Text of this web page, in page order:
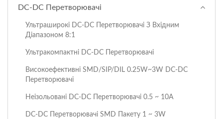
DC-DC Перетворювачі
Ультраширокі DC-DC Перетворювачі З Вхідним
Діапазоном 8:1
Ультракомпактні DC-DC Перетворювачі
Високоефективні SMD/SIP/DIL 0.25W~3W DC-DC
Перетворювачі
Неізольовані DC-DC Перетворювачі 0.5 ~ 10A
DC-DC Перетворювачі SMD Пакету 1 ~ 3W